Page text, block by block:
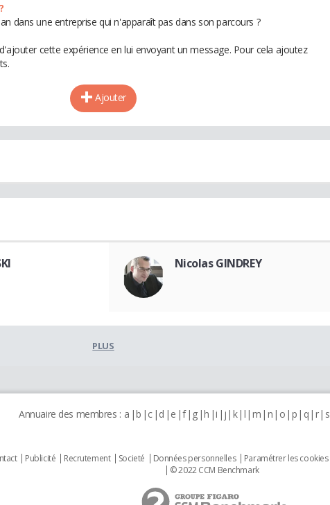
dans une entreprise qui n'apparaît pas dans son parcours ?
cette expérience en lui envoyant un message. Pour cela ajoutez
Ajouter
Nicolas GINDREY
PLUS
Annuaire des membres : a b c d e f g h i j k l m n o p q r s
Publicité Recrutement Societé Données personnelles Paramétrer les cookies
© 2022 CCM Benchmark